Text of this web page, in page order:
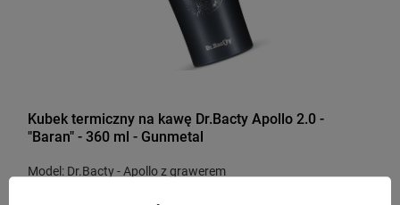
Kubek termiczny na kawę Dr.Bacty Apollo 2.0 -
"Baran" - 360 ml - Gunmetal
Model: Dr.Bacty - Apollo z grawerem